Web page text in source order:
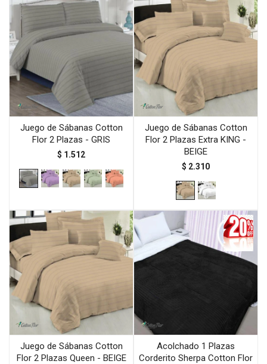
Juego de Sábanas Cotton
Flor 2 Plazas - GRIS
$ 1.512
Juego de Sábanas Cotton
Flor 2 Plazas Extra KING -
BEIGE
$ 2.310
Juego de Sábanas Cotton
Flor 2 Plazas Queen - BEIGE
Acolchado 1 Plazas
Corderito Sherpa Cotton Flor